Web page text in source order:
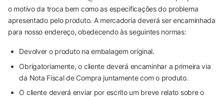
o motivo da troca bem como as especificações do problema
apresentado pelo produto. A mercadoria deverá ser encaminhada
para nosso endereço, obedecendo às seguintes normas:
Devolver o produto na embalagem original.
Obrigatoriamente, o cliente deverá encaminhar a primeira via
da Nota Fiscal de Compra juntamente com o produto.
O cliente deverá enviar por escrito um breve relato sobre o